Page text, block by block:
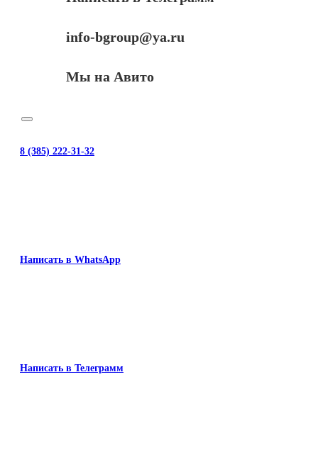
info-bgroup@ya.ru
Мы на Авито
8 (385) 222-31-32
Написать в WhatsApp
Написать в Телеграмм